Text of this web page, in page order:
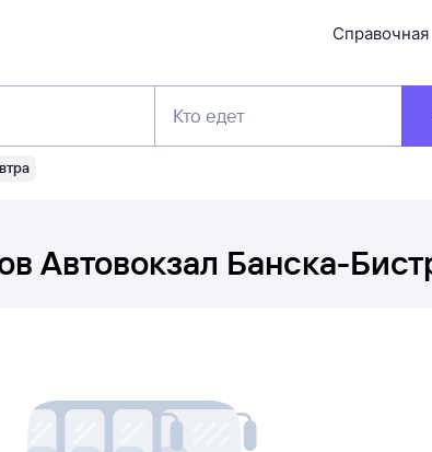
Справочная
Кто едет
Автовокзал Банска-